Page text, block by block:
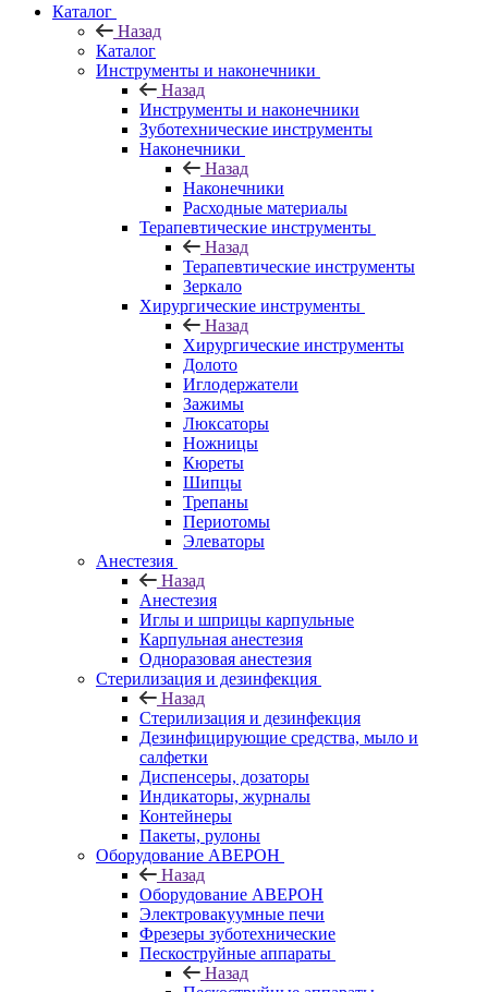
Каталог
Назад
Каталог
Инструменты и наконечники
Назад
Инструменты и наконечники
Зуботехнические инструменты
Наконечники
Назад
Наконечники
Расходные материалы
Терапевтические инструменты
Назад
Терапевтические инструменты
Зеркало
Хирургические инструменты
Назад
Хирургические инструменты
Долото
Иглодержатели
Зажимы
Люксаторы
Ножницы
Кюреты
Шипцы
Трепаны
Периотомы
Элеваторы
Анестезия
Назад
Анестезия
Иглы и шприцы карпульные
Карпульная анестезия
Одноразовая анестезия
Стерилизация и дезинфекция
Назад
Стерилизация и дезинфекция
Дезинфицирующие средства, мыло и
салфетки
Диспенсеры, дозаторы
Индикаторы, журналы
Контейнеры
Пакеты, рулоны
Оборудование АВЕРОН
Назад
Оборудование АВЕРОН
Электровакуумные печи
Фрезеры зуботехнические
Пескоструйные аппараты
Назад